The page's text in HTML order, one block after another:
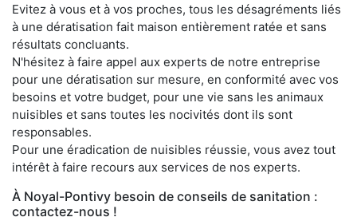
Evitez à vous et à vos proches, tous les désagréments liés
à une dératisation fait maison entièrement ratée et sans
résultats concluants.
N'hésitez à faire appel aux experts de notre entreprise
pour une dératisation sur mesure, en conformité avec vos
besoins et votre budget, pour une vie sans les animaux
nuisibles et sans toutes les nocivités dont ils sont
responsables.
Pour une éradication de nuisibles réussie, vous avez tout
intérêt à faire recours aux services de nos experts.
À Noyal-Pontivy besoin de conseils de sanitation :
contactez-nous !